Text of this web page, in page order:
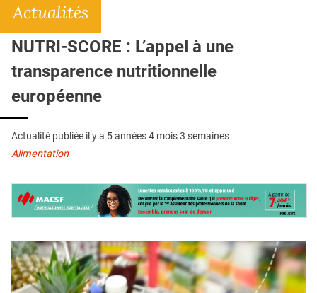
CRÉDITS
Actualités
NUTRI-SCORE : L’appel à une
transparence nutritionnelle
européenne
Actualité publiée il y a 5 années 4 mois 3 semaines
Alimentation